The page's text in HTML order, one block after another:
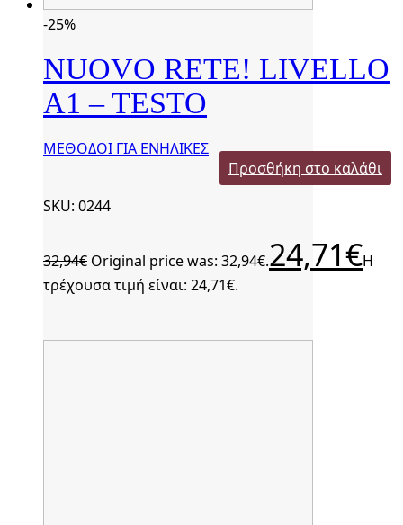
-25%
NUOVO RETE! LIVELLO
A1 – TESTO
ΜΕΘΟΔΟΙ ΓΙΑ ΕΝΗΛΙΚΕΣ
Προσθήκη στο καλάθι
SKU: 0244
32,94€ Original price was: 32,94€.24,71€Η
τρέχουσα τιμή είναι: 24,71€.